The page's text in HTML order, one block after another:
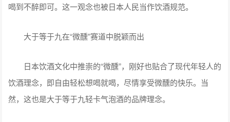
喝到不醉即可。这一观念也被日本人民当作饮酒规范。
大于等于九在“微醺”赛道中脱颖而出
日本饮酒文化中推崇的“微醺”，刚好也贴合了现代年轻人的
饮酒理念，即自由轻松想喝就喝，尽情享受微醺的快乐。当
然，这也是大于等于九轻卡气泡酒的品牌理念。